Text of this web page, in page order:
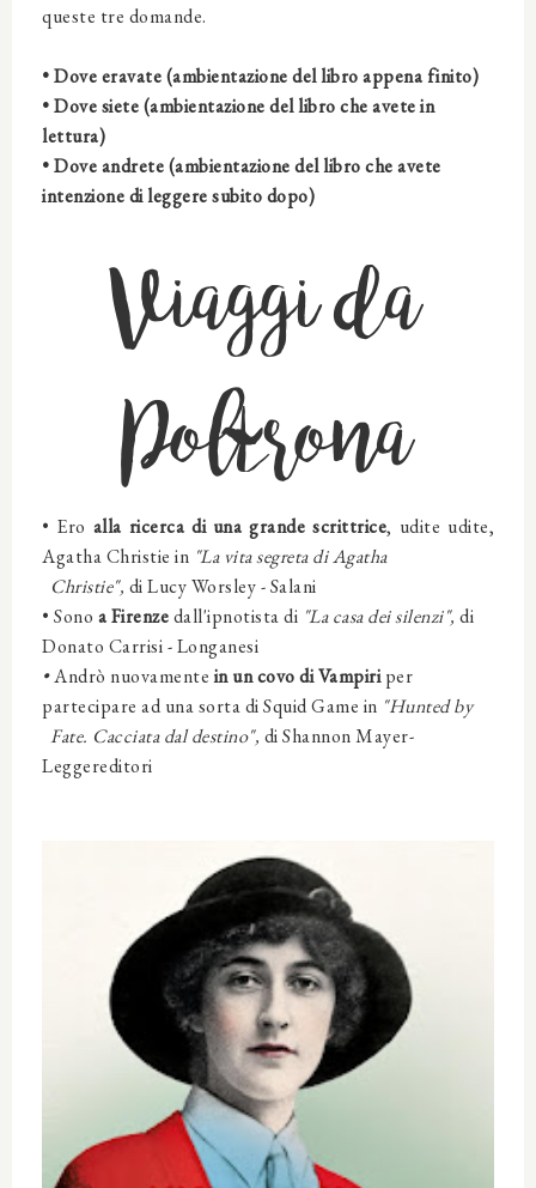
queste tre domande.
• Dove eravate (ambientazione del libro appena finito)
• Dove siete (ambientazione del libro che avete in
lettura)
• Dove andrete (ambientazione del libro che avete
intenzione di leggere subito dopo)
Viaggi da
Poltrona
• Ero alla ricerca di una grande scrittrice, udite udite,
Agatha Christie in "La vita segreta di Agatha
Christie", diLucy Worsley-Salani
• Sono a Firenzedall'ipnotistadi "La casa dei silenzi", di
Donato Carrisi-Longanesi
•Andrò nuovamentein un covo di Vampiriper
partecipare ad una sorta di Squid Game in "Hunted by
Fate. Cacciata dal destino", diShannon Mayer-
Leggereditori